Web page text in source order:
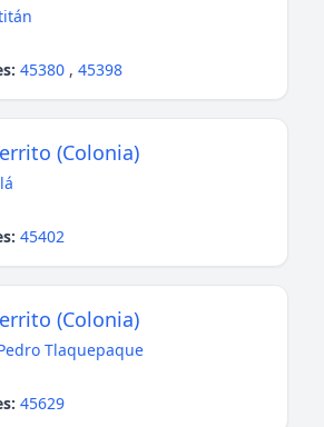
45380 , 45398
(Colonia)
45402
(Colonia)
Tlaquepaque
45629